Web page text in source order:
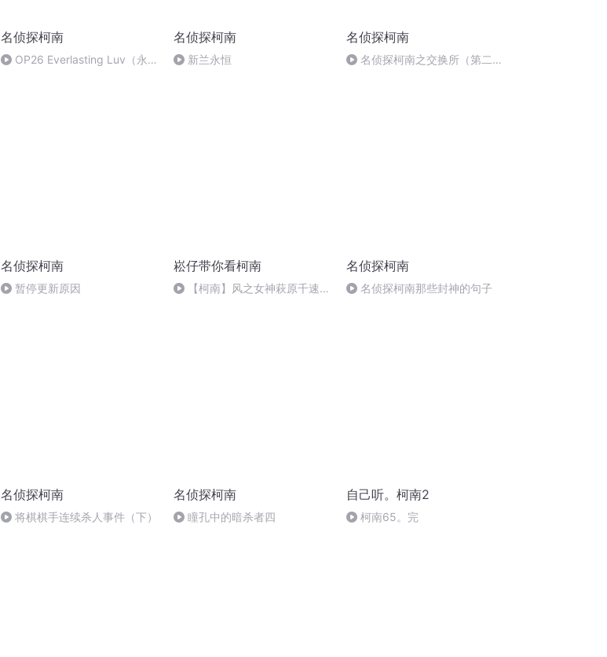
名侦探柯南
OP26 Everlasting Luv（永
名侦探柯南
新兰永恒
名侦探柯南
名侦探柯南之交换所（第二单
名侦探柯南
暂停更新原因
崧仔带你看柯南
【柯南】风之女神萩原千速登
名侦探柯南
名侦探柯南那些封神的句子
名侦探柯南
将棋棋手连续杀人事件（下）
名侦探柯南
瞳孔中的暗杀者四
自己听。柯南2
柯南65。完